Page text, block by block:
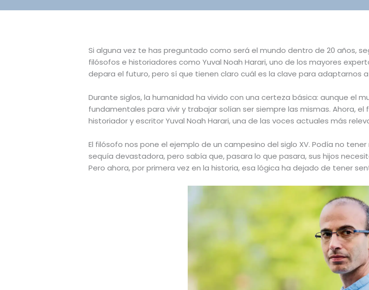
Si alguna vez te has preguntado como será el mundo dentro de 20 años,
filósofos e historiadores como Yuval Noah Harari, uno de los mayores
depara el futuro, pero sí que tienen claro cuál es la clave para adaptarnos
Durante siglos, la humanidad ha vivido con una certeza básica: aunque el
fundamentales para vivir y trabajar solían ser siempre las mismas. Ahora,
historiador y escritor Yuval Noah Harari, una de las voces actuales más
El filósofo nos pone el ejemplo de un campesino del siglo XV. Podía no
sequía devastadora, pero sabía que, pasara lo que pasara, sus hijos
Pero ahora, por primera vez en la historia, esa lógica ha dejado de tener